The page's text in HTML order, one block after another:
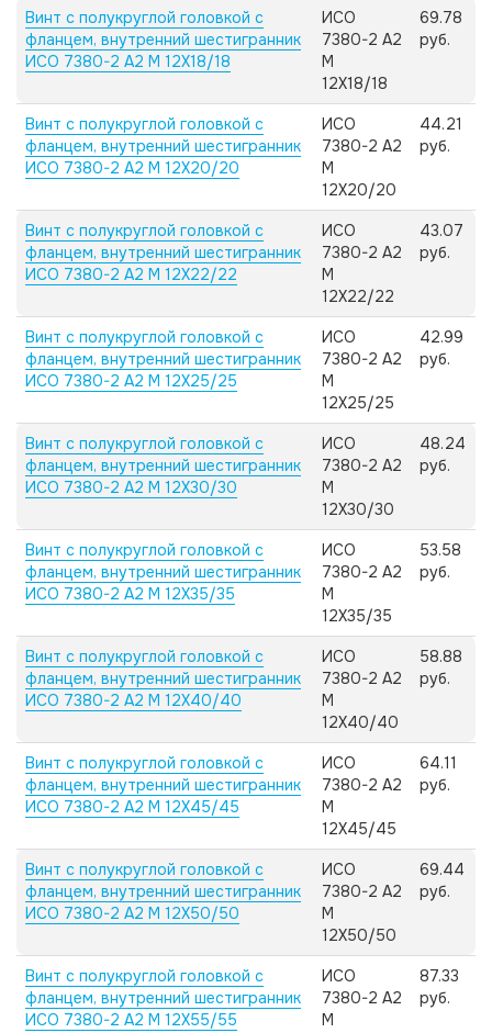
Винт с полукруглой головкой с
фланцем, внутренний шестигранник
ИСО 7380-2 А2 M 12X18/18
ИСО
7380-2 А2
M
12X18/18
69.78
руб.
Винт с полукруглой головкой с
фланцем, внутренний шестигранник
ИСО 7380-2 А2 M 12X20/20
ИСО
7380-2 А2
M
12X20/20
44.21
руб.
Винт с полукруглой головкой с
фланцем, внутренний шестигранник
ИСО 7380-2 А2 M 12X22/22
ИСО
7380-2 А2
M
12X22/22
43.07
руб.
Винт с полукруглой головкой с
фланцем, внутренний шестигранник
ИСО 7380-2 А2 M 12X25/25
ИСО
7380-2 А2
M
12X25/25
42.99
руб.
Винт с полукруглой головкой с
фланцем, внутренний шестигранник
ИСО 7380-2 А2 M 12X30/30
ИСО
7380-2 А2
M
12X30/30
48.24
руб.
Винт с полукруглой головкой с
фланцем, внутренний шестигранник
ИСО 7380-2 А2 M 12X35/35
ИСО
7380-2 А2
M
12X35/35
53.58
руб.
Винт с полукруглой головкой с
фланцем, внутренний шестигранник
ИСО 7380-2 А2 M 12X40/40
ИСО
7380-2 А2
M
12X40/40
58.88
руб.
Винт с полукруглой головкой с
фланцем, внутренний шестигранник
ИСО 7380-2 А2 M 12X45/45
ИСО
7380-2 А2
M
12X45/45
64.11
руб.
Винт с полукруглой головкой с
фланцем, внутренний шестигранник
ИСО 7380-2 А2 M 12X50/50
ИСО
7380-2 А2
M
12X50/50
69.44
руб.
Винт с полукруглой головкой с
фланцем, внутренний шестигранник
ИСО 7380-2 А2 M 12X55/55
ИСО
7380-2 А2
M
87.33
руб.